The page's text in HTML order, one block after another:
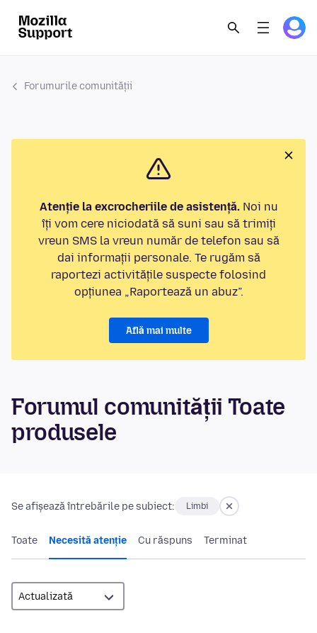
Forumurile comunității
Atenție la excrocheriile de asistență.Noi nu
îți vom cere niciodată să suni sau să trimiți
vreun SMS la vreun număr de telefon sau să
dai informații personale. Te rugăm să
raportezi activitățile suspecte folosind
opțiunea „Raportează un abuz”.
Află mai multe
Forumul comunității Toate
produsele
Se afișează întrebările pe subiect: Limbi
Toate Necesită atenție Cu răspuns Terminat